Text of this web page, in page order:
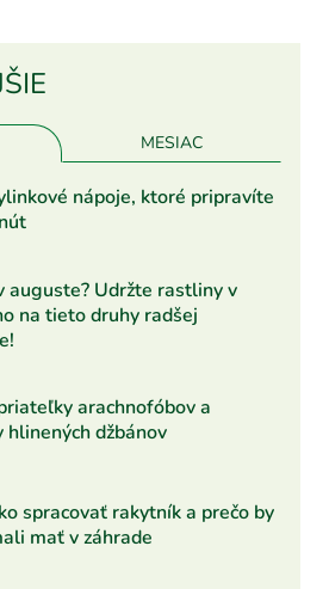
MESIAC
nápoje, ktoré pripravíte
auguste? Udržte rastliny v
na tieto druhy radšej
arachnofóbov a
džbánov
spracovať rakytník a prečo by
mať v záhrade